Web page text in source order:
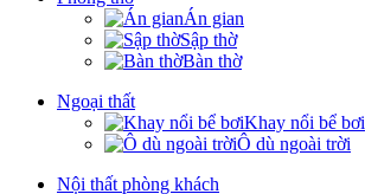
Án gian
Sập thờ
Bàn thờ
Ngoại thất
Khay nổi bể bơi
Ô dù ngoài trời
Nội thất phòng khách